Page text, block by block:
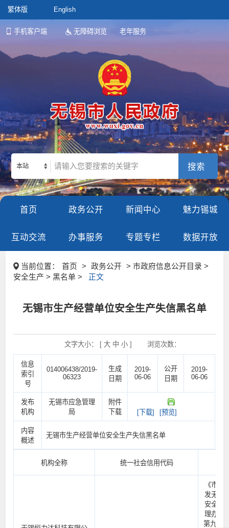
繁体版 English
手机客户端 无障碍浏览 老年服务
本站
首页 政务公开 新闻中心 魅力锡城
互动交流 办事服务 专题专栏 数据开放
当前位置： 首页 > 政务公开
> 市政府信息公开目录 >
安全生产 > 黑名单 >
正文
无锡市生产经营单位安全生产失信黑名单
文字大小： [ 大 中 小] 浏览次数：
信息
索引
号
014006438/2019-
06323
生成
日期
2019-
06-06
公开
日期
2019-
06-06
发布
机构
无锡市应急管理
局
附件
下载
[下载] [预览]
内容
概述
无锡市生产经营单位安全生产失信黑名单
机构全称 统一社会信用代码
《市政
发无锡
安全生
理办法
第九项